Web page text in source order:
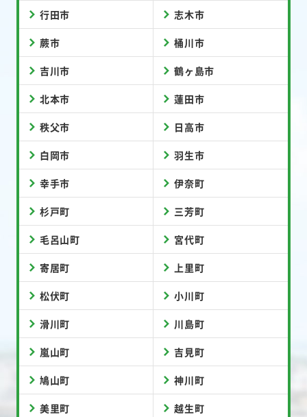
行田市 志木市
蕨市 桶川市
吉川市 鶴ヶ島市
北本市 蓮田市
秩父市 日高市
白岡市 羽生市
幸手市 伊奈町
杉戸町 三芳町
毛呂山町 宮代町
寄居町 上里町
松伏町 小川町
滑川町 川島町
嵐山町 吉見町
鳩山町 神川町
美里町 越生町